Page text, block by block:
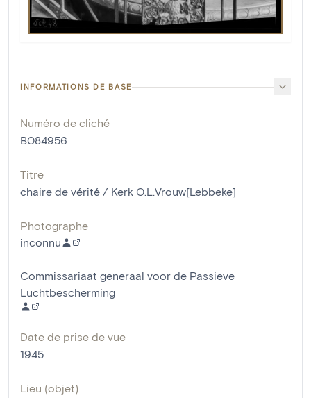
INFORMATIONS DE BASE
Numéro de cliché
B084956
Titre
chaire de vérité / Kerk O.L.Vrouw[Lebbeke]
Photographe
inconnu
Commissariaat generaal voor de Passieve
Luchtbescherming
Date de prise de vue
1945
Lieu (objet)